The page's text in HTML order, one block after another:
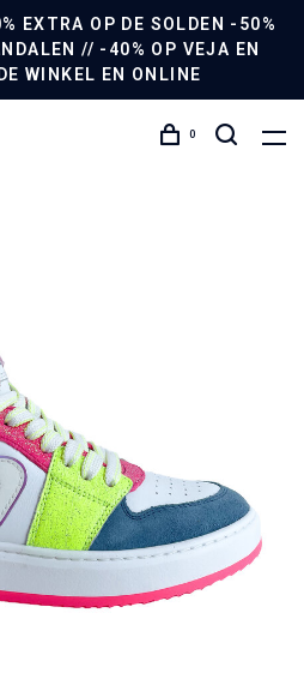
EXTRA OP DE SOLDEN -50%
// -40% OP VEJA EN
WINKEL EN ONLINE
0